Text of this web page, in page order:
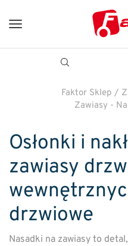
Faktor Sklep /
Zawiasy -
Osłonki i
zawiasy
drzwiowe
Nasadki na zawiasy to